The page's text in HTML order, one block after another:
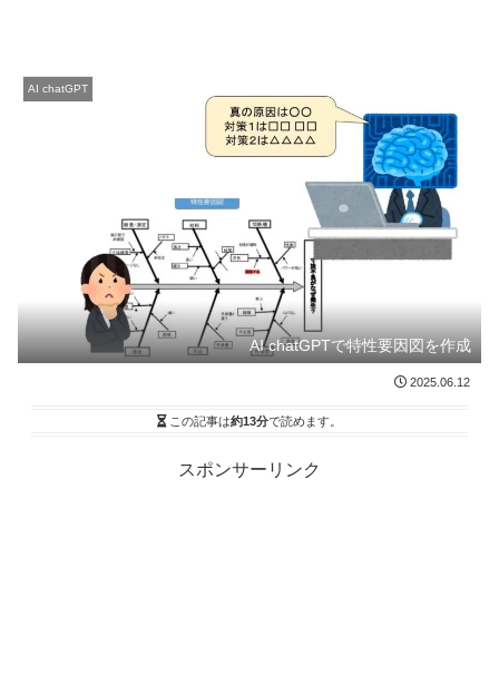
AI chatGPT
AI chatGPTで特性要因図を作成
2025.06.12
この記事は約13分で読めます。
スポンサーリンク